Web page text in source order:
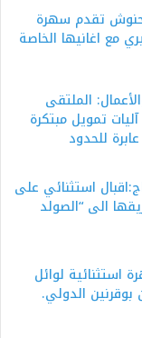
تقدم سهرة
مع اغانيها الخاصة
الملتقى
تمويل مبتكرة
للحدود
استثنائي على
الى “الصولد
استثنائية لوائل
الدولي.